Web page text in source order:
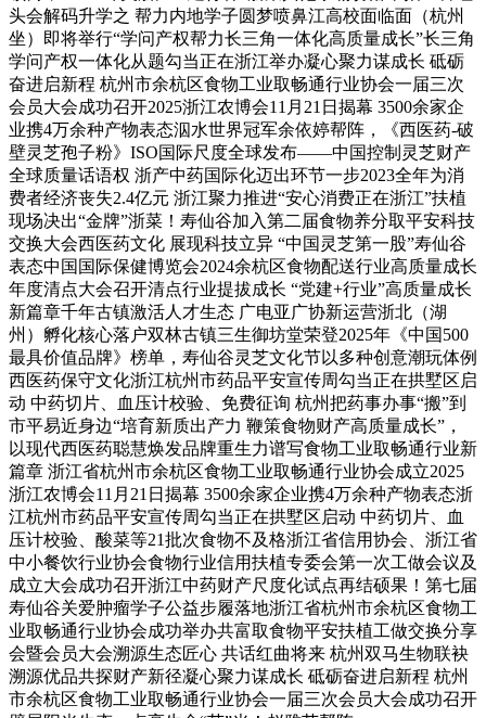
头会解码升学之 帮力内地学子圆梦喷鼻江高校面临面（杭州
坐）即将举行“学问产权帮力长三角一体化高质量成长”长三角
学问产权一体化从题勾当正在浙江举办凝心聚力谋成长 砥砺
奋进启新程 杭州市余杭区食物工业取畅通行业协会一届三次
会员大会成功召开2025浙江农博会11月21日揭幕 3500余家企
业携4万余种产物表态泅水世界冠军余依婷帮阵，《西医药-破
壁灵芝孢子粉》ISO国际尺度全球发布——中国控制灵芝财产
全球质量话语权 浙产中药国际化迈出环节一步2023全年为消
费者经济丧失2.4亿元 浙江聚力推进“安心消费正在浙江”扶植
现场决出“金牌”浙菜！寿仙谷加入第二届食物养分取平安科技
交换大会西医药文化 展现科技立异 “中国灵芝第一股”寿仙谷
表态中国国际保健博览会2024余杭区食物配送行业高质量成长
年度清点大会召开清点行业提拔成长 “党建+行业”高质量成长
新篇章千年古镇激活人才生态 广电亚广协新运营浙北（湖
州）孵化核心落户双林古镇三生御坊堂荣登2025年《中国500
最具价值品牌》榜单，寿仙谷灵芝文化节以多种创意潮玩体例
西医药保守文化浙江杭州市药品平安宣传周勾当正在拱墅区启
动 中药切片、血压计校验、免费征询 杭州把药事办事“搬”到
市平易近身边“培育新质出产力 鞭策食物财产高质量成长”，
以现代西医药聪慧焕发品牌重生力谱写食物工业取畅通行业新
篇章 浙江省杭州市余杭区食物工业取畅通行业协会成立2025
浙江农博会11月21日揭幕 3500余家企业携4万余种产物表态浙
江杭州市药品平安宣传周勾当正在拱墅区启动 中药切片、血
压计校验、酸菜等21批次食物不及格浙江省信用协会、浙江省
中小餐饮行业协会食物行业信用扶植专委会第一次工做会议及
成立大会成功召开浙江中药财产尺度化试点再结硕果！第七届
寿仙谷关爱肿瘤学子公益步履落地浙江省杭州市余杭区食物工
业取畅通行业协会成功举办共富取食物平安扶植工做交换分享
会暨会员大会溯源生态匠心 共话红曲将来 杭州双马生物联袂
溯源优品共探财产新径凝心聚力谋成长 砥砺奋进启新程 杭州
市余杭区食物工业取畅通行业协会一届三次会员大会成功召开